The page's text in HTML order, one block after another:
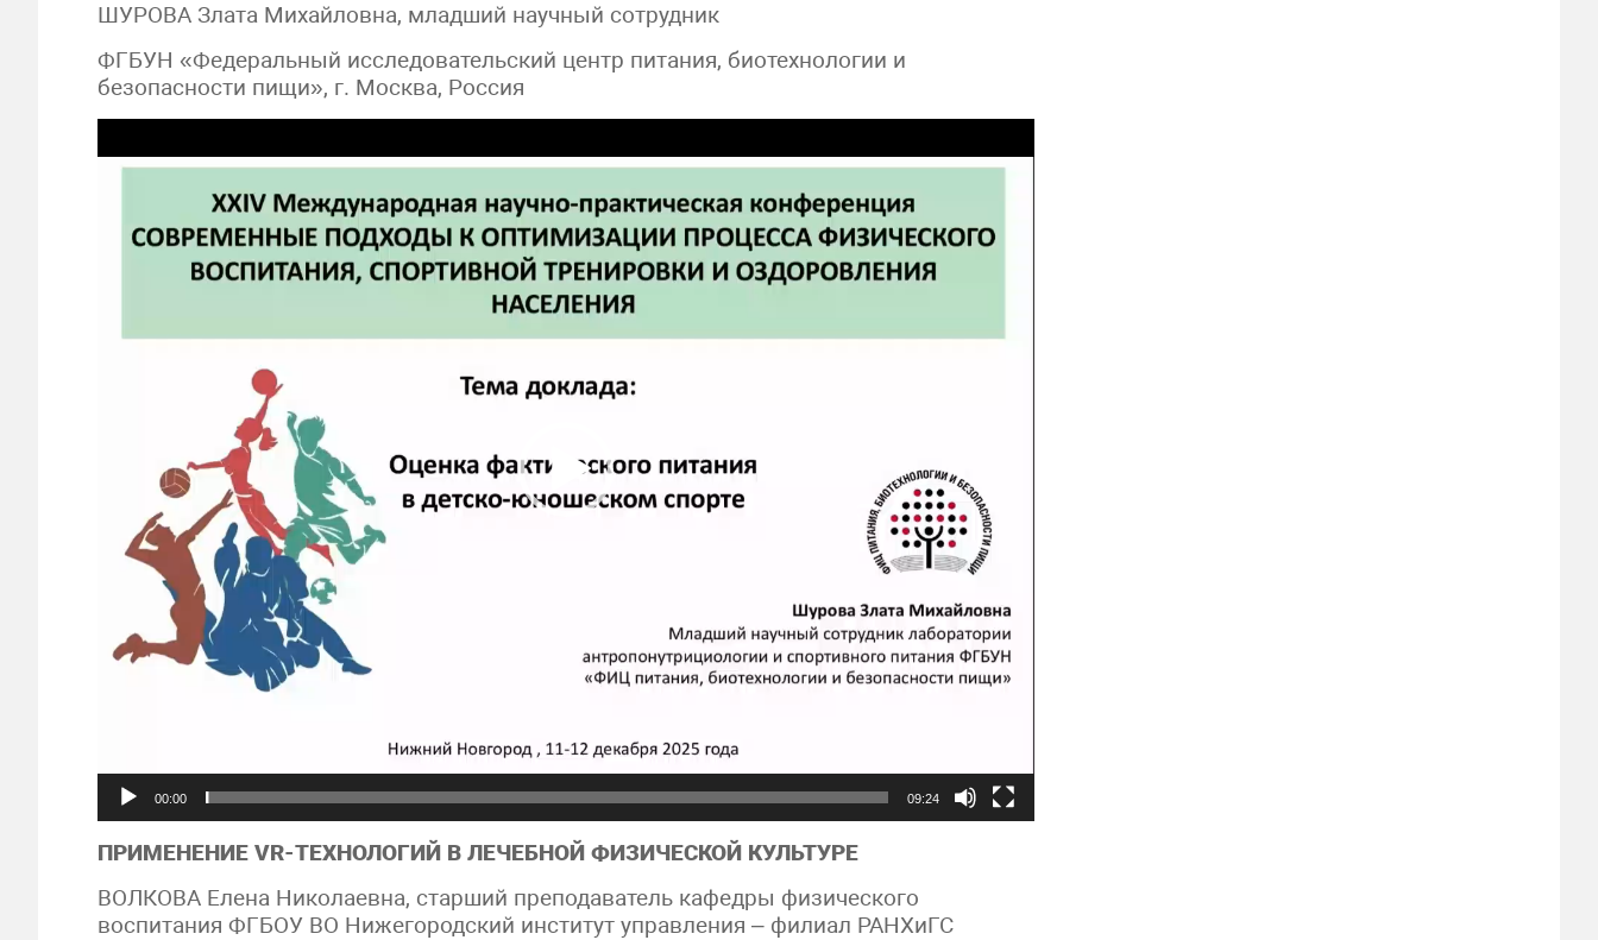
ШУРОВА Злата Михайловна, младший научный сотрудник
ФГБУН «Федеральный исследовательский центр питания, биотехнологии и
безопасности пищи», г. Москва, Россия
00:00 09:24
ПРИМЕНЕНИЕ VR-ТЕХНОЛОГИЙ В ЛЕЧЕБНОЙ ФИЗИЧЕСКОЙ КУЛЬТУРЕ
ВОЛКОВА Елена Николаевна, старший преподаватель кафедры физического
воспитания ФГБОУ ВО Нижегородский институт управления – филиал РАНХиГС